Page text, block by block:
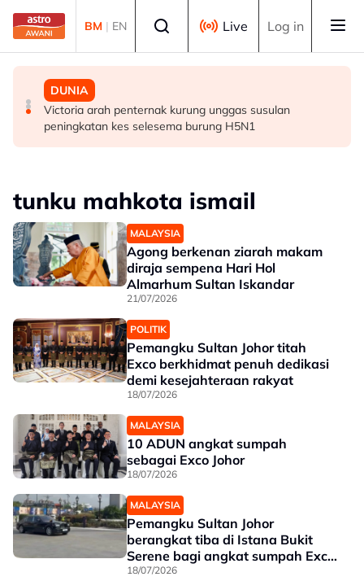
Skip to main content
BM | EN Live Log in
BISNES
Selangor umum RS-2, sasar nilai ekonomi RM600 bilion
menjelang 2030 - Amirudin
POLITIK
Abdul Hadi dakwa Bersatu terkeluar PN, Azmin
tegaskan masih anggota sah
DUNIA
Victoria arah penternak kurung unggas susulan
peningkatan kes selesema burung H5N1
tunku mahkota ismail
MALAYSIA
Agong berkenan ziarah makam
diraja sempena Hari Hol
Almarhum Sultan Iskandar
21/07/2026
POLITIK
Pemangku Sultan Johor titah
Exco berkhidmat penuh dedikasi
demi kesejahteraan rakyat
18/07/2026
MALAYSIA
10 ADUN angkat sumpah
sebagai Exco Johor
18/07/2026
MALAYSIA
Pemangku Sultan Johor
berangkat tiba di Istana Bukit
Serene bagi angkat sumpah Exco
baharu
18/07/2026